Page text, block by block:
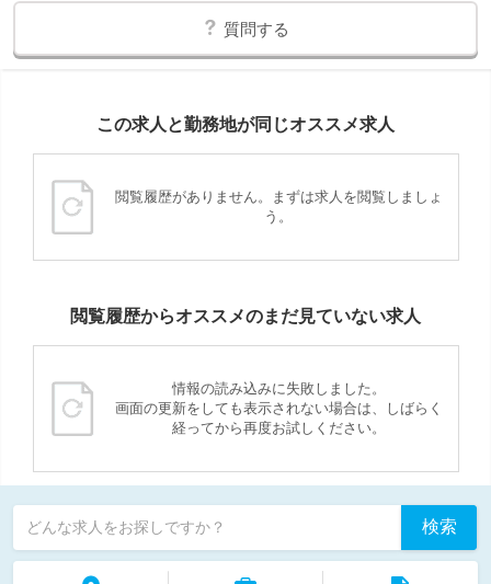
質問する
この求人と勤務地が同じオススメ求人
閲覧履歴がありません。まずは求人を閲覧しましょ
う。
閲覧履歴からオススメのまだ見ていない求人
情報の読み込みに失敗しました。
画面の更新をしても表示されない場合は、しばらく
経ってから再度お試しください。
どんな求人をお探しですか？ 検索